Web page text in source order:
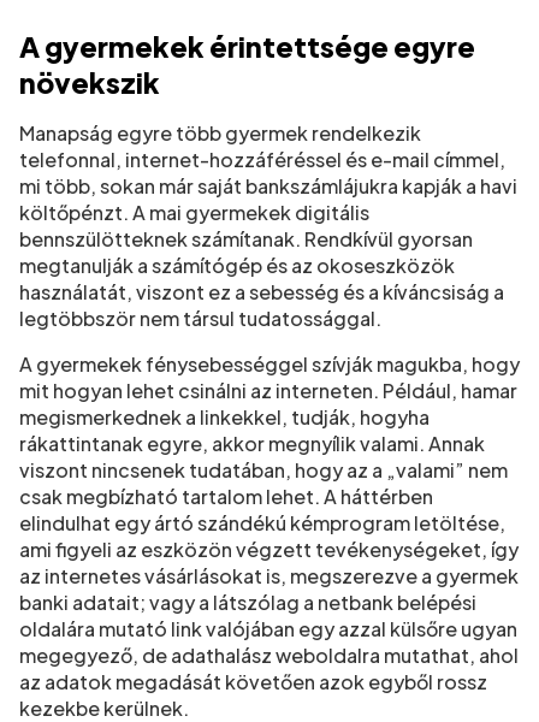
A gyermekek érintettsége egyre
növekszik
Manapság egyre több gyermek rendelkezik
telefonnal, internet-hozzáféréssel és e-mail címmel,
mi több, sokan már saját bankszámlájukra kapják a havi
költőpénzt. A mai gyermekek digitális
bennszülötteknek számítanak. Rendkívül gyorsan
megtanulják a számítógép és az okoseszközök
használatát, viszont ez a sebesség és a kíváncsiság a
legtöbbször nem társul tudatossággal.
A gyermekek fénysebességgel szívják magukba, hogy
mit hogyan lehet csinálni az interneten. Például, hamar
megismerkednek a linkekkel, tudják, hogyha
rákattintanak egyre, akkor megnyílik valami. Annak
viszont nincsenek tudatában, hogy az a „valami” nem
csak megbízható tartalom lehet. A háttérben
elindulhat egy ártó szándékú kémprogram letöltése,
ami figyeli az eszközön végzett tevékenységeket, így
az internetes vásárlásokat is, megszerezve a gyermek
banki adatait; vagy a látszólag a netbank belépési
oldalára mutató link valójában egy azzal külsőre ugyan
megegyező, de adathalász weboldalra mutathat, ahol
az adatok megadását követően azok egyből rossz
kezekbe kerülnek.